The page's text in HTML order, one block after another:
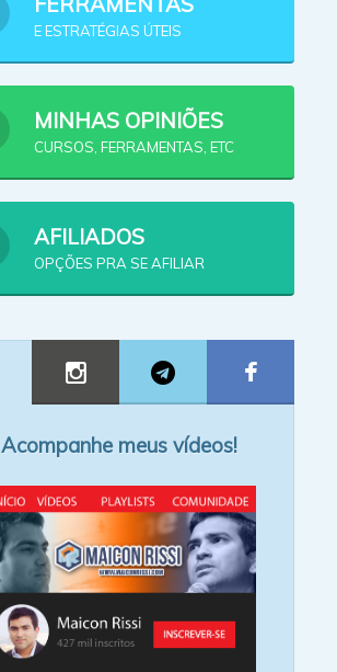
E ESTRATÉGIAS ÚTEIS
MINHAS OPINIÕES
CURSOS, FERRAMENTAS, ETC
AFILIADOS
OPÇÕES PRA SE AFILIAR
Acompanhe meus vídeos!